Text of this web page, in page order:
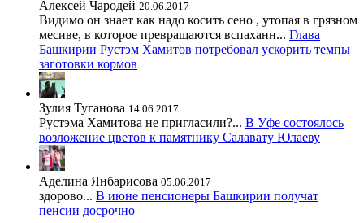
Алексей Чародей 20.06.2017
Видимо он знает как надо косить сено , утопая в грязном
месиве, в которое превращаются вспаханн... Глава
Башкирии Рустэм Хамитов потребовал ускорить темпы
заготовки кормов
Зулия Туганова 14.06.2017
Рустэма Хамитова не пригласили?... В Уфе состоялось
возложение цветов к памятнику Салавату Юлаеву
Аделина Янбарисова 05.06.2017
здорово... В июне пенсионеры Башкирии получат
пенсии досрочно